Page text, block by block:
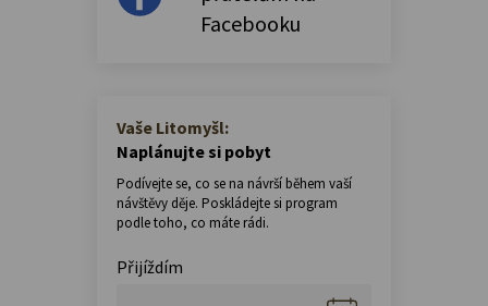
Facebooku
Vaše Litomyšl:
Naplánujte si pobyt
Podívejte se, co se na návrší během vaší
návštěvy děje. Poskládejte si program
podle toho, co máte rádi.
Přijíždím